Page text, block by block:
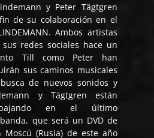
y Peter Tägtgren
de su colaboración en el
Ambos artistas
redes sociales hace un
Till como Peter han
sus caminos musicales
de nuevos sonidos y
y Tägtgren están
en el último
que será un DVD de
(Rusia) de este año